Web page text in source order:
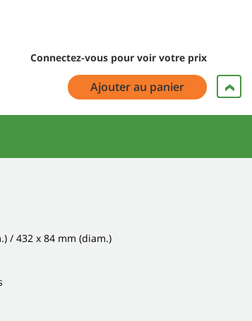
Connectez-vous pour voir votre prix
Ajouter au panier
/ 432 x 84 mm (diam.)